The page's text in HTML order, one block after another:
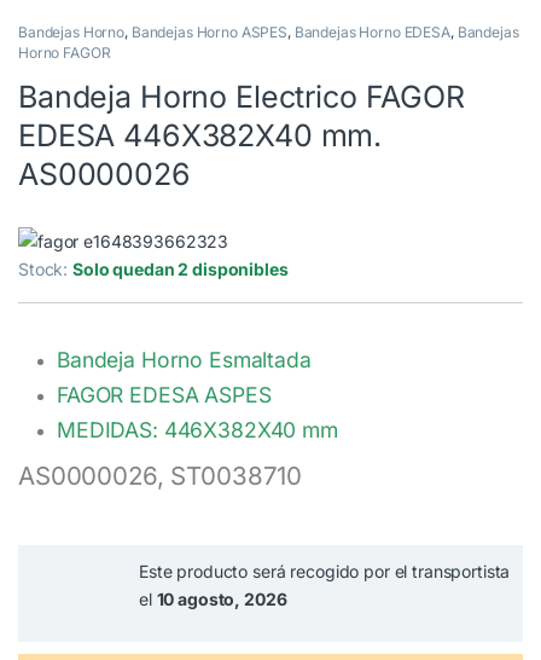
Bandejas Horno, Bandejas Horno ASPES, Bandejas Horno EDESA, Bandejas
Horno FAGOR
Bandeja Horno Electrico FAGOR
EDESA 446X382X40 mm.
AS0000026
Stock:Solo quedan 2 disponibles
Bandeja Horno Esmaltada
FAGOR EDESA ASPES
MEDIDAS: 446X382X40 mm
AS0000026, ST0038710
Este producto será recogido por el transportista
el 10 agosto, 2026